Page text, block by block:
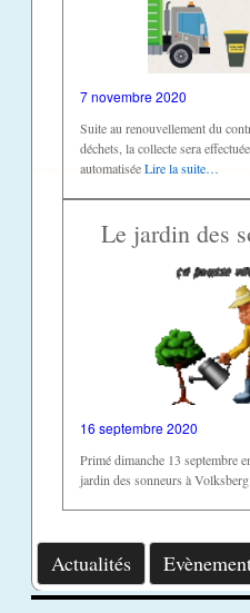
7 novembre 2020
Suite au renouvellement du
déchets, la collecte sera
automatiséeLire la suite…
Le jardin des
16 septembre 2020
Primé dimanche 13 septembre
jardin des sonneurs à
Actualités